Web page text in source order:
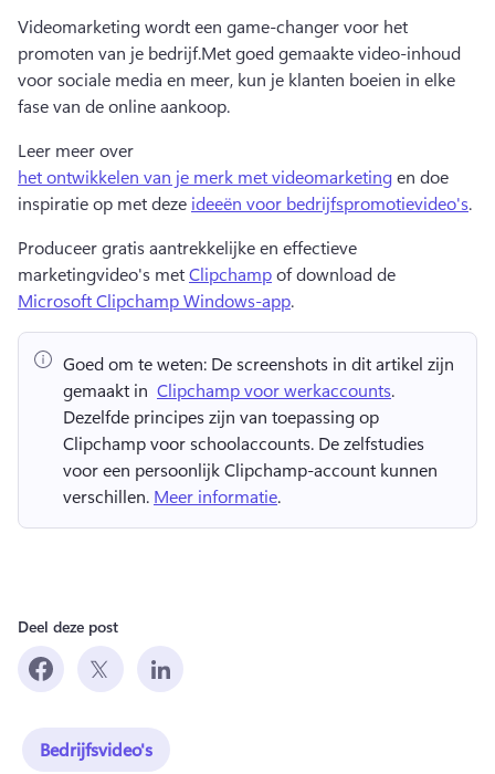
Videomarketing wordt een game-changer voor het
promoten van je bedrijf.Met goed gemaakte video-inhoud
voor sociale media en meer, kun je klanten boeien in elke
fase van de online aankoop.
Leer meer over
het ontwikkelen van je merk met videomarketing en doe
inspiratie op met deze ideeën voor bedrijfspromotievideo's.
Produceer gratis aantrekkelijke en effectieve
marketingvideo's met Clipchamp of download de
Microsoft Clipchamp Windows-app.
Goed om te weten: De screenshots in dit artikel zijn
gemaakt in ⁠ Clipchamp voor werkaccounts.
Dezelfde principes zijn van toepassing op
Clipchamp voor schoolaccounts. De zelfstudies
voor een persoonlijk Clipchamp-account kunnen
verschillen. Meer informatie.
Deel deze post
Bedrijfsvideo's